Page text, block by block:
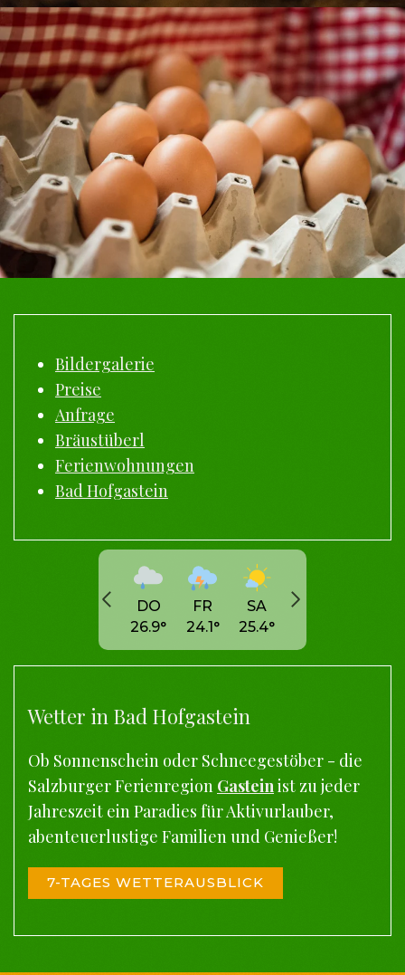
Bildergalerie
Preise
Anfrage
Bräustüberl
Ferienwohnungen
Bad Hofgastein
DO
26.9°
FR
24.1°
SA
25.4°
Wetter in Bad Hofgastein
Ob Sonnenschein oder Schneegestöber - die
Salzburger Ferienregion Gastein ist zu jeder
Jahreszeit ein Paradies für Aktivurlauber,
abenteuerlustige Familien und Genießer!
7-TAGES WETTERAUSBLICK